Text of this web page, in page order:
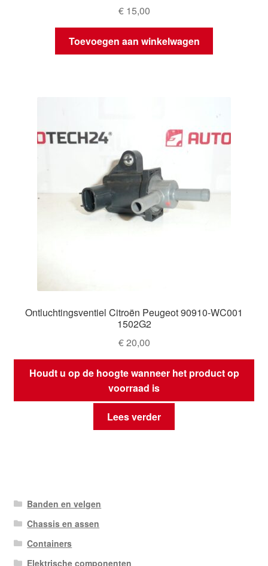
€15,00
Toevoegen aan winkelwagen
Ontluchtingsventiel Citroën Peugeot 90910-WC001
1502G2
€20,00
Houdt u op de hoogte wanneer het product op
voorraad is
Lees verder
Banden en velgen
Chassis en assen
Containers
Elektrische componenten